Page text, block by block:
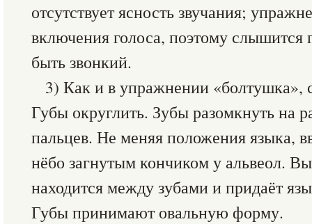
отсутствует ясность звучания;
включения голоса, поэтому слышится
быть звонкий.
3) Как и в упражнении «болтушка»,
Губы округлить. Зубы разомкнуть на
пальцев. Не меняя положения языка,
нёбо загнутым кончиком у альвеол.
находится между зубами и придаёт
Губы принимают овальную форму.